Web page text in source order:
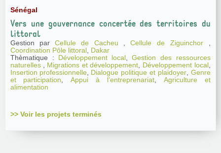
Sénégal
Vers une gouvernance concertée des territoires du
littoral
Gestion par Cellule de Cacheu Cellule de Ziguinchor
Coordination Pôle littoral Dakar
Thèmatique : Développement local
Gestion des ressources
naturelles
Migrations et développement Développement local
Insertion professionnelle Dialogue politique et plaidoyer Genre
et participation
Appui à l’entreprenariat
Agriculture et
alimentation
>> Voir les projets terminés